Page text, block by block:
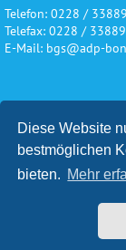
Diese Website
bestmöglichen
bieten. Mehr
Telefon: 0228 /
Telefax: 0228 /
E-Mail: bgs@adp-
Wir danken für
Unterstützung
Konzeption